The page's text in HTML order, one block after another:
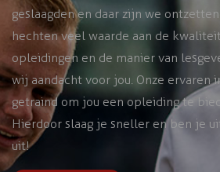
geslaagden en daar zijn we
hechten veel waarde aan de
opleidingen en de manier van
wij aandacht voor jou. Onze ervaren
getraind om jou een opleiding te
Hierdoor slaag je sneller en ben je
uit!